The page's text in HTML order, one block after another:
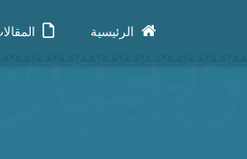
الرئيسية